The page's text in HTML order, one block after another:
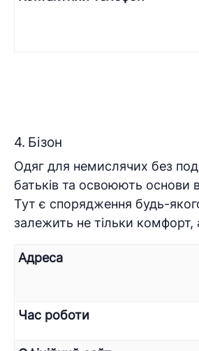
4. Бізон
Одяг для немислячих без
батьків та освоюють основи
Тут є спорядження будь-
залежить не тільки
Адреса
Час роботи